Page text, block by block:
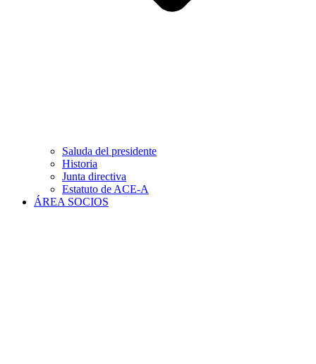
Saluda del presidente
Historia
Junta directiva
Estatuto de ACE-A
ÁREA SOCIOS